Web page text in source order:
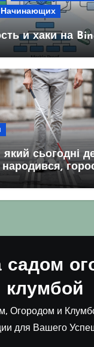
и хаки на
який сьогодні
садом
клумбой
Огородом и
для Вашего